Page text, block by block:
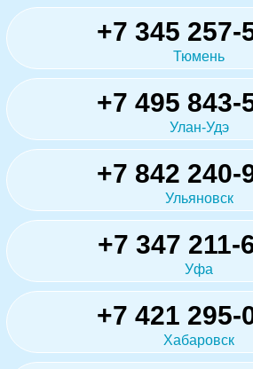
+7 345 257-
Тюмень
+7 495 843-
Улан-Удэ
+7 842 240-
Ульяновск
+7 347 211-
Уфа
+7 421 295-
Хабаровск